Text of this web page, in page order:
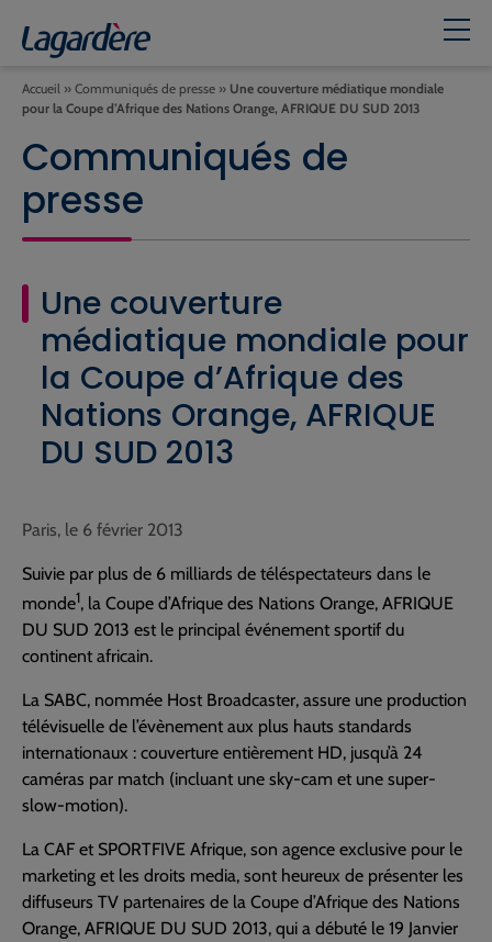
Accueil » Communiqués de presse » Une couverture médiatique mondiale
pour la Coupe d’Afrique des Nations Orange, AFRIQUE DU SUD 2013
Communiqués de
presse
Une couverture
médiatique mondiale pour
la Coupe d’Afrique des
Nations Orange, AFRIQUE
DU SUD 2013
Paris, le 6 février 2013
Suivie par plus de 6 milliards de téléspectateurs dans le
monde1, la Coupe d’Afrique des Nations Orange, AFRIQUE
DU SUD 2013 est le principal événement sportif du
continent africain.
La SABC, nommée Host Broadcaster, assure une production
télévisuelle de l’évènement aux plus hauts standards
internationaux : couverture entièrement HD, jusqu’à 24
caméras par match (incluant une sky-cam et une super-
slow-motion).
La CAF et SPORTFIVE Afrique, son agence exclusive pour le
marketing et les droits media, sont heureux de présenter les
diffuseurs TV partenaires de la Coupe d’Afrique des Nations
Orange, AFRIQUE DU SUD 2013, qui a débuté le 19 Janvier